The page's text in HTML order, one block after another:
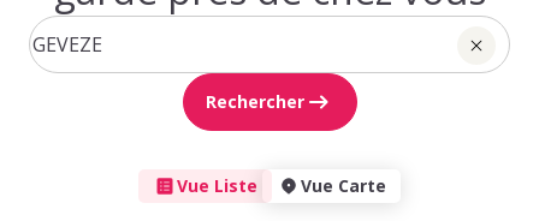
Rechercher
Vue Liste Vue Carte